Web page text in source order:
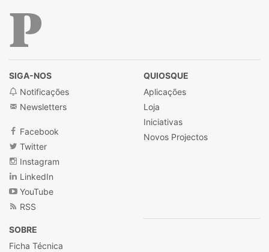
SIGA-NOS
Notificações
Newsletters
Facebook
Twitter
Instagram
LinkedIn
YouTube
RSS
QUIOSQUE
Aplicações
Loja
Iniciativas
Novos Projectos
SOBRE
Ficha Técnica